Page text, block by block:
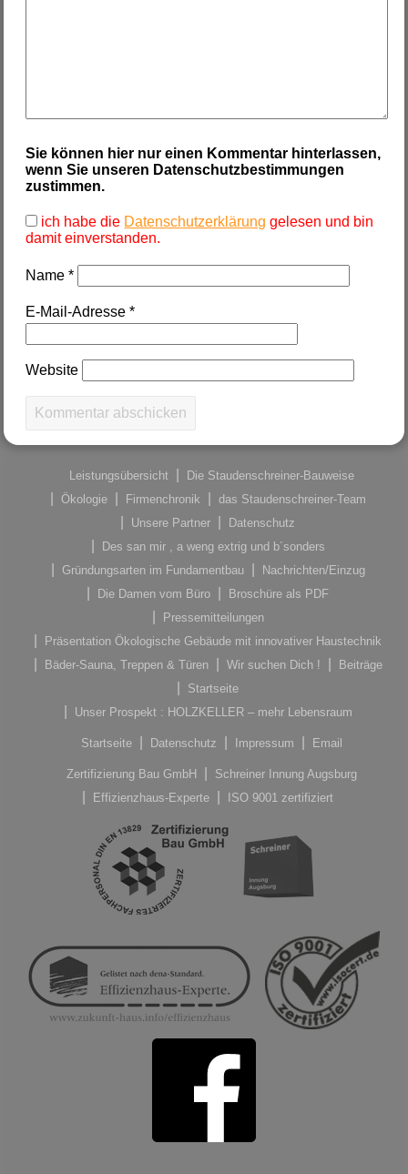
Sie können hier nur einen Kommentar hinterlassen,
wenn Sie unseren Datenschutzbestimmungen
zustimmen.
ich habe die Datenschutzerklärung gelesen und bin
damit einverstanden.
Name*
E-Mail-Adresse*
Website
Leistungsübersicht
Die Staudenschreiner-Bauweise
Ökologie
Firmenchronik
das Staudenschreiner-Team
Unsere Partner
Datenschutz
Des san mir , a weng extrig und b´sonders
Gründungsarten im Fundamentbau
Nachrichten/Einzug
Die Damen vom Büro
Broschüre als PDF
Pressemitteilungen
Präsentation Ökologische Gebäude mit innovativer Haustechnik
Bäder-Sauna, Treppen & Türen
Wir suchen Dich !
Beiträge
Startseite
Unser Prospekt : HOLZKELLER – mehr Lebensraum
Startseite Datenschutz Impressum Email
Zertifizierung Bau GmbH
Schreiner Innung Augsburg
Effizienzhaus-Experte
ISO 9001 zertifiziert